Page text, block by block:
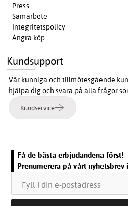
Press
Samarbete
Integritetspolicy
Ångra köp
Kundsupport
Vår kunniga och tillmötesgående
hjälpa dig och svara på alla frågor
Kundservice
Få de bästa erbjudandena först!
Prenumerera på vårt nyhetsbrev